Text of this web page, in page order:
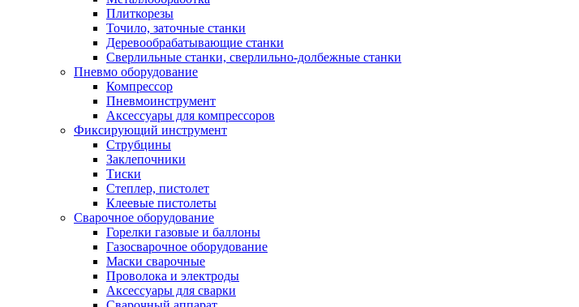
Плиткорезы
Точило, заточные станки
Деревообрабатывающие станки
Сверлильные станки, сверлильно-долбежные станки
Пневмо оборудование
Компрессор
Пневмоинструмент
Аксессуары для компрессоров
Фиксирующий инструмент
Струбцины
Заклепочники
Тиски
Степлер, пистолет
Клеевые пистолеты
Сварочное оборудование
Горелки газовые и баллоны
Газосварочное оборудование
Маски сварочные
Проволока и электроды
Аксессуары для сварки